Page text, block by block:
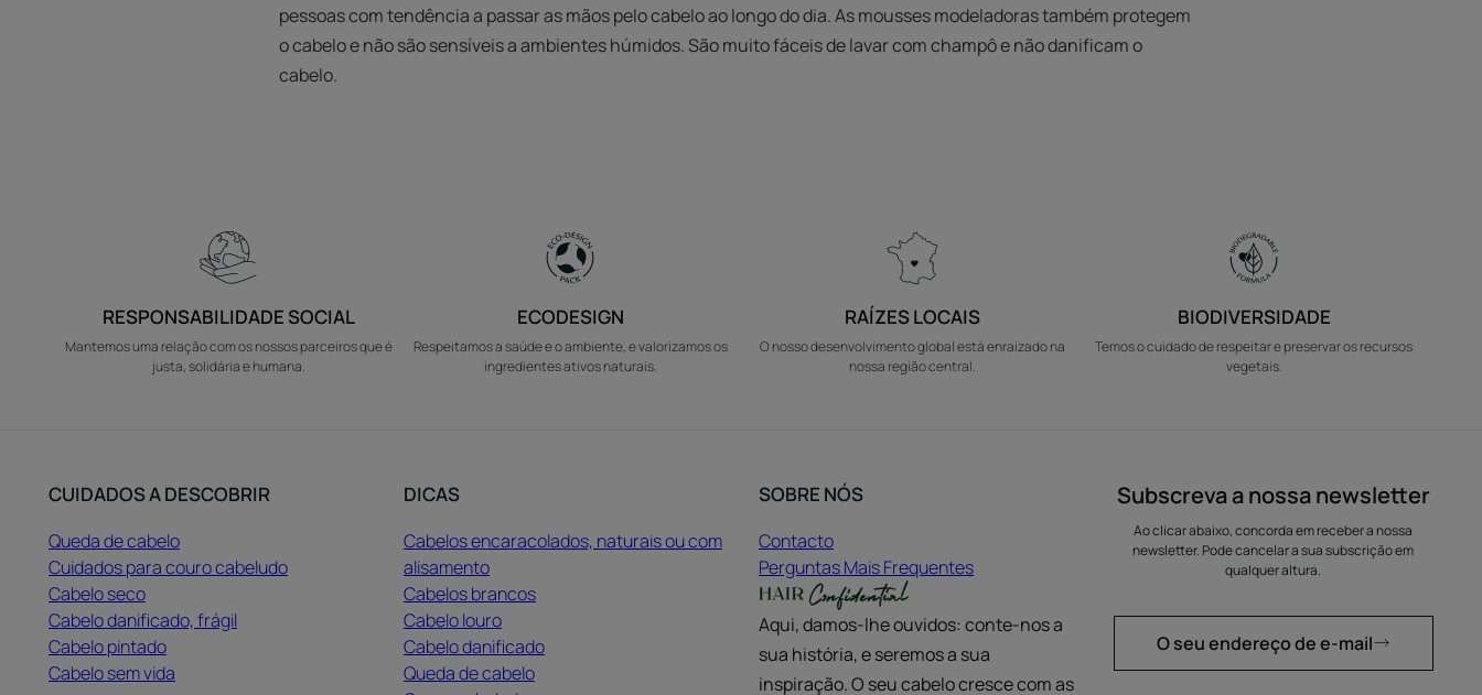
pessoas com tendência a passar as mãos pelo cabelo ao longo do dia. As mousses modeladoras também protegem
o cabelo e não são sensíveis a ambientes húmidos. São muito fáceis de lavar com champô e não danificam o
cabelo.
RESPONSABILIDADE SOCIAL
Mantemos uma relação com os nossos parceiros que é
justa, solidária e humana.
ECODESIGN
Respeitamos a saúde e o ambiente, e valorizamos os
ingredientes ativos naturais.
RAÍZES LOCAIS
O nosso desenvolvimento global está enraizado na
nossa região central.
BIODIVERSIDADE
Temos o cuidado de respeitar e preservar os recursos
vegetais.
Subscreva a nossa newsletter
Ao clicar abaixo, concorda em receber a nossa
newsletter. Pode cancelar a sua subscrição em
qualquer altura.
O seu endereço de e-mail
CUIDADOS A DESCOBRIR
Queda de cabelo
Cuidados para couro cabeludo
Cabelo seco
Cabelo danificado, frágil
Cabelo pintado
Cabelo sem vida
DICAS
Cabelos encaracolados, naturais ou com
alisamento
Cabelos brancos
Cabelo louro
Cabelo danificado
Queda de cabelo
SOBRE NÓS
Contacto
Perguntas Mais Frequentes
Aqui, damos-lhe ouvidos: conte-nos a
sua história, e seremos a sua
inspiração. O seu cabelo cresce com as